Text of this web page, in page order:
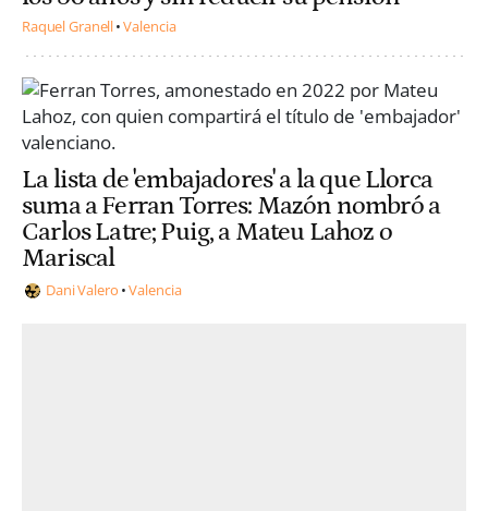
Raquel Granell Valencia
La lista de 'embajadores' a la que Llorca
suma a Ferran Torres: Mazón nombró a
Carlos Latre; Puig, a Mateu Lahoz o
Mariscal
Dani Valero Valencia